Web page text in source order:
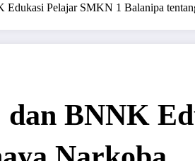
Pelajar SMKN 1 Balanipa
dan BNNK